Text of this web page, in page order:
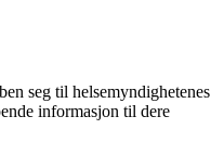
seg til helsemyndighetenes
informasjon til dere